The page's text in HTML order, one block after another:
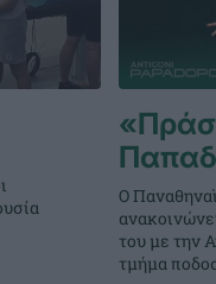
Ο
του με την
τμήμα